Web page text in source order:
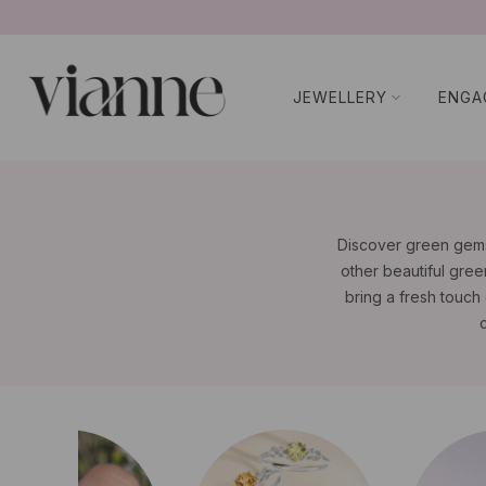
contenu
JEWELLERY
Discover green
other beautiful
bring a fresh